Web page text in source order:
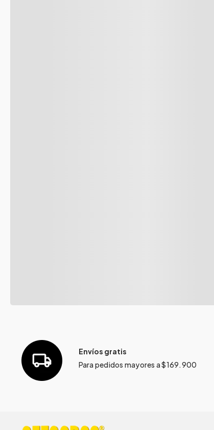
Envíos gratis
Para pedidos mayores a $169.900